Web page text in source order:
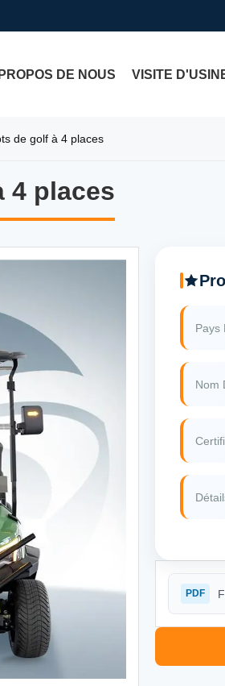
DE NOUS VISITE
de golf à 4 places
4 places
4 places
Pays
Nom
PDF